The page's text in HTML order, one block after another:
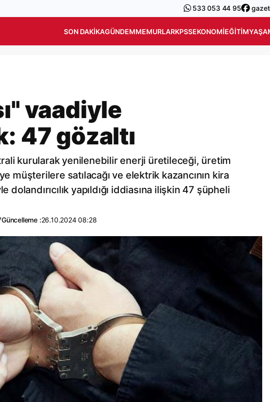
533 053 44 95
SON DAKIKAGÜNDEMMEMURLARKPSSEKONOMIEĞITIM
vaadiyle
47 gözaltı
kurularak yenilenebilir enerji üretileceği, üretim
müşterilere satılacağı ve elektrik kazancının kira
yapıldığı iddiasına ilişkin 47 şüpheli
Güncelleme :26.10.2024 08:28